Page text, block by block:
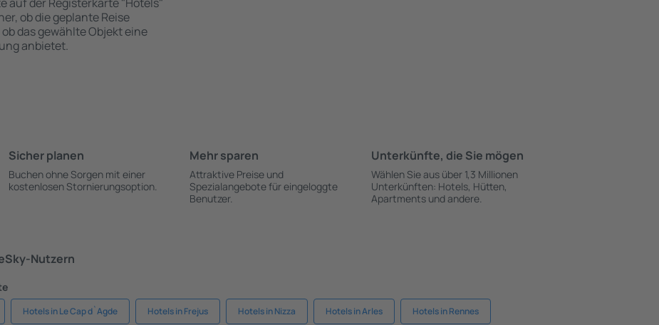
ob die geplante Reise
das gewählte Objekt eine
anbietet.
Sicher planen
Buchen ohne Sorgen mit einer
kostenlosen Stornierungsoption.
Mehr sparen
Attraktive Preise und
Spezialangebote für eingeloggte
Benutzer.
Unterkünfte, die Sie mögen
Wählen Sie aus über 1,3 Millionen
Unterkünften: Hotels, Hütten,
Apartments und andere.
Nutzern
Hotels in Le Cap d`Agde Hotels in Frejus Hotels in Nizza Hotels in Arles Hotels in Rennes